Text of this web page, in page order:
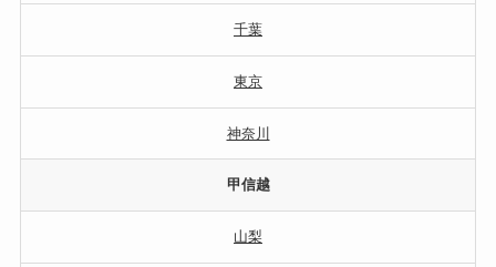
千葉
東京
神奈川
甲信越
山梨